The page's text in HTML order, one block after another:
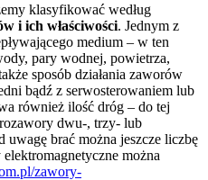
klasyfikować według
i ich właściwości. Jednym z
medium – w ten
pary wodnej, powietrza,
sposób działania zaworów
bądź z serwosterowaniem lub
również ilość dróg – do tej
dwu-, trzy- lub
brać można jeszcze liczbę
można
zawory-